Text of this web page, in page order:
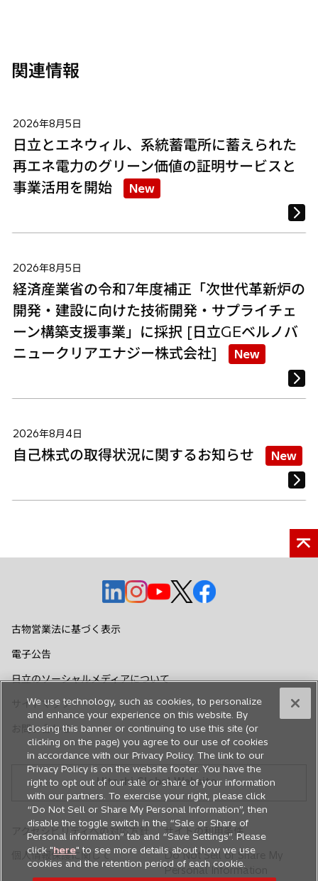
関連情報
2026年8月5日
日立とエネウィル、系統蓄電所に蓄えられた
再エネ電力のグリーン価値の証明サービスと
事業活用を開始
New
2026年8月5日
経済産業省の令和7年度補正「次世代革新炉の
開発・建設に向けた技術開発・サプライチェ
ーン構築支援事業」に採択 [日立GEベルノバ
ニュークリアエナジー株式会社]
New
2026年8月4日
自己株式の取得状況に関するお知らせ New
新
し
で
く
新
で
く
新
し
く
新
し
く
新
く
古物営業法に基づく表示
電子公告
日立のソーシャルメディアについて
サイトマップ
お問い合わせ
Hitachi Global Website
アクセシビリティへの対応方針
サイトの利用条件
個人情報保護に関して
Do Not Sell or Share My
Personal Information
We use technology, such as cookies, to personalize
and enhance your experience on this website. By
closing this banner or continuing to use this site (or
clicking on the page) you agree to our use of cookies
in accordance with our Privacy Policy. The link to our
Privacy Policy is on the website footer. You have the
right to opt out of our sale or share of your information
with our partners. To exercise your right, please click
“Do Not Sell or Share My Personal Information”, then
disable the toggle switch in the “Sale or Share of
Personal information” tab and “Save Settings”. Please
click "here" to see more details about how we use
cookies and the retention period of each cookie.